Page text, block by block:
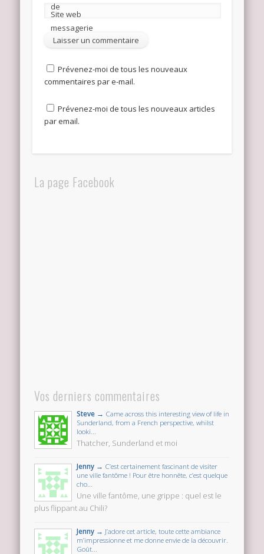
de
messagerie
Site web
Prévenez-moi de tous les nouveaux
commentaires par e-mail.
Prévenez-moi de tous les nouveaux articles
par email.
La page Facebook
Vos derniers commentaires
Steve → Came across this interesting view of life in
Sunderland, from a French perspective, whilst
looki...
Thatcher, Sunderland et moi
Jenny → C’est certainement fascinant de visiter
une ville fantôme ! Pour être honnête, c’est quelque
cho...
Une ville fantôme, une grippe : quel est le
plus flippant au Chili?
Jenny → J’adore cet article, toute cette ambiance
m’impressionne et me donne envie de la découvrir.
Goût...